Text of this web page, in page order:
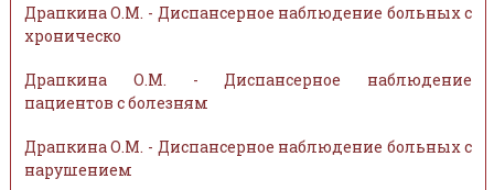
Драпкина О.М. - Диспансерное наблюдение больных с
хроническо
Драпкина О.М. - Диспансерное наблюдение
пациентов с болезням
Драпкина О.М. - Диспансерное наблюдение больных с
нарушением